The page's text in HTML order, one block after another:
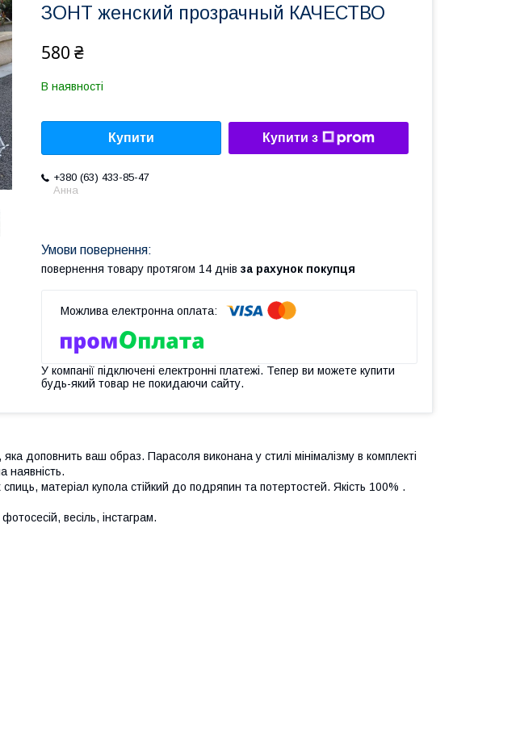
ЗОНТ женский прозрачный КАЧЕСТВО
580 ₴
В наявності
Купити Купити з
+380 (63) 433-85-47
Анна
повернення товару протягом 14 днів за рахунок покупця
У компанії підключені електронні платежі. Тепер ви можете купити
будь-який товар не покидаючи сайту.
доповнить ваш образ. Парасоля виконана у стилі мінімалізму в комплекті
наявність.
матеріал купола стійкий до подряпин та потертостей. Якість 100% .
весіль, інстаграм.